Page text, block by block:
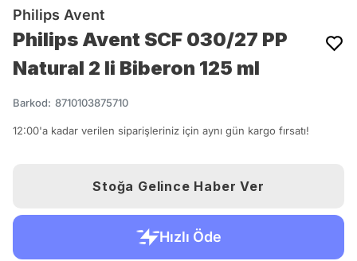
Philips Avent
Philips Avent SCF 030/27 PP
Natural 2 li Biberon 125 ml
Barkod: 8710103875710
12:00'a kadar verilen siparişleriniz için aynı gün kargo fırsatı!
Stoğa Gelince Haber Ver